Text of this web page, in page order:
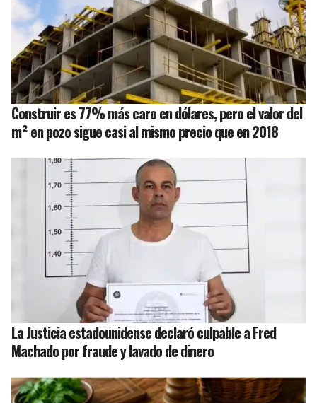
Construir es 77% más caro en dólares, pero el valor del
m² en pozo sigue casi al mismo precio que en 2018
La Justicia estadounidense declaró culpable a Fred
Machado por fraude y lavado de dinero